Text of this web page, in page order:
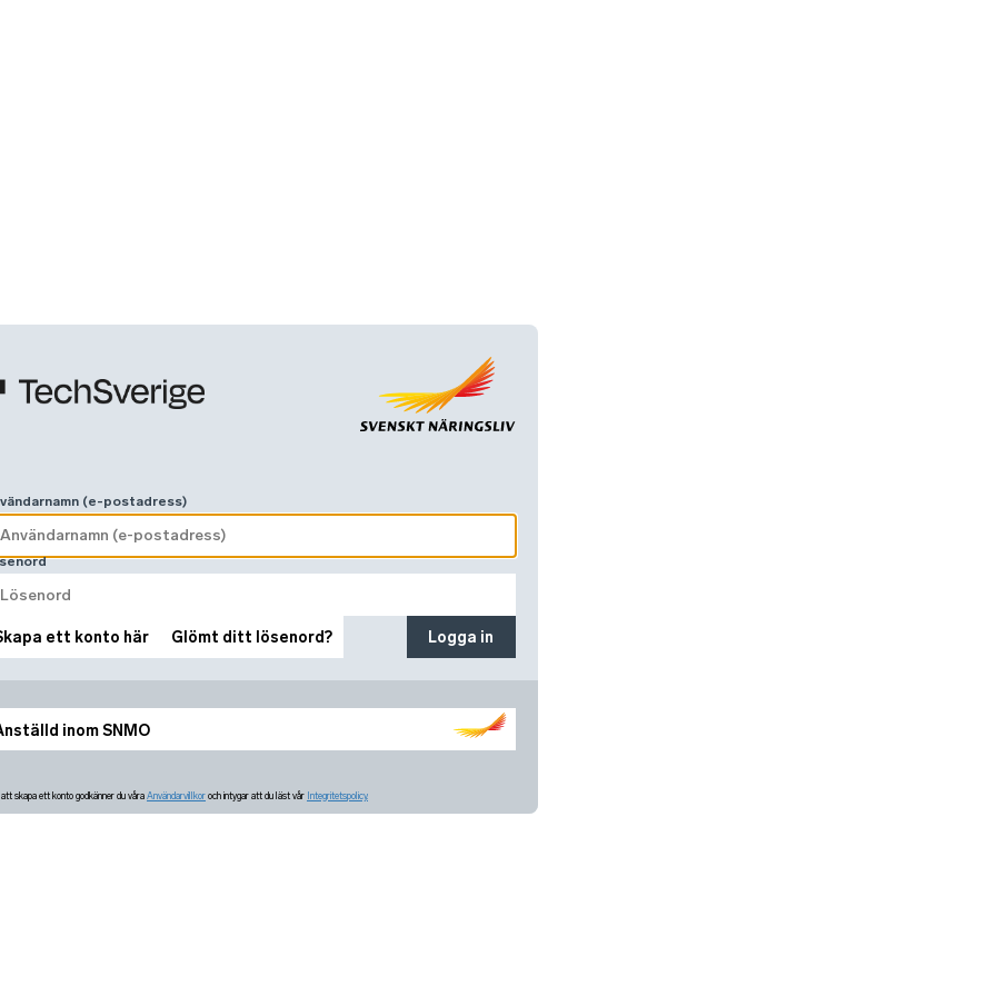
inom SNMO
(e-postadress)
ett konto här Glömt ditt lösenord? Logga in
skapa ett konto godkänner du våra Användarvillkor och intygar att du läst vår Integritetspolicy.